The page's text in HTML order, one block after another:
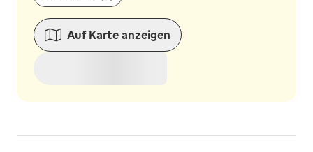
Auf Karte anzeigen